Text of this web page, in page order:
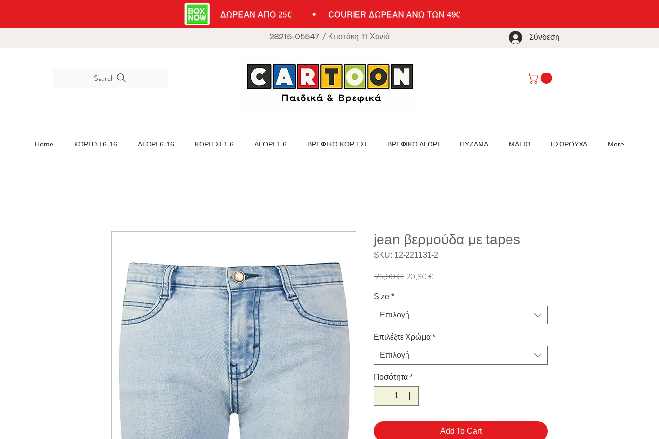
28215-05547 / Κτιστάκη 11 Χανιά Σύνδεση
Search
Home ΚΟΡΙΤΣΙ 6-16 ΑΓΟΡΙ 6-16 ΚΟΡΙΤΣΙ 1-6 ΑΓΟΡΙ 1-6 ΒΡΕΦΙΚΟ ΚΟΡΙΤΣΙ ΒΡΕΦΙΚΟ ΑΓΟΡΙ ΠΥΖΑΜΑ ΜΑΓΙΩ ΕΣΩΡΟΥΧΑ More
jean βερμούδα με tapes
SKU: 12-221131-2
26,00 € Κανονική τιμή
20,80 €
Size *
Επιλογή
Επιλέξτε Χρώμα *
Επιλογή
Ποσότητα *
Add To Cart